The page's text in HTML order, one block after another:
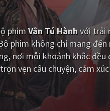
phimVân Tú Hànhvới trải
phim không chỉ mang
nơi mỗi khoảnh khắc đều
vẹn câu chuyện, cảm